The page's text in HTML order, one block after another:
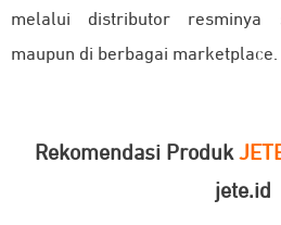
melalui distributor resminya
maupun di berbagai marketplace.
Rekomendasi Produk
jete.id